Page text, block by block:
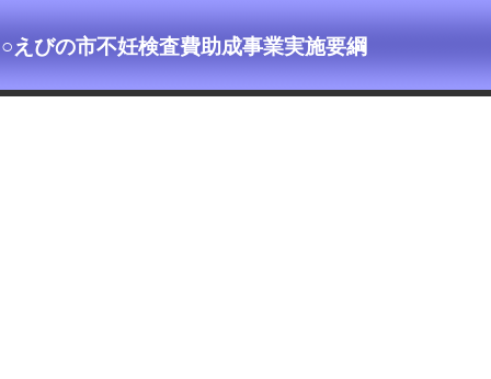
○えびの市不妊検査費助成事業実施要綱